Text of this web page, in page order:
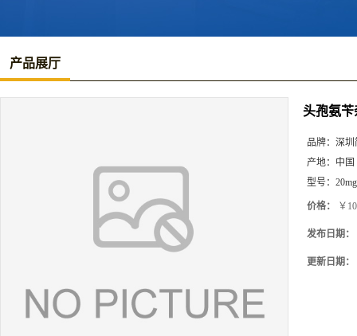
产品展厅
头孢氨
品牌： 深圳
产地： 中国
型号： 20mg
价格： ￥
发布日期：
更新日期：